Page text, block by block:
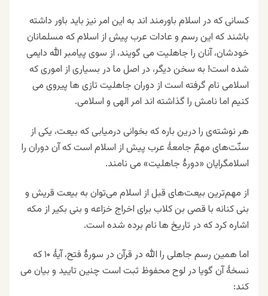
کسانی که در اسلام باورمند اند به این امر نیز باید باور داشته
باشند که این رسم و عادات عرب پیش از اسلام که مسلمانان
خودشان، آنان را جاهلیت می گویند، از سوی پیامبر الله دایمی
شده است! به سخن دیگر، در اصل ما در بسیاری از اموری که
اسلامی نام گرفته است از دوران جاهلیت تازی ها پیروی می
کنیم اما نامش را گذاشته اند امر الهی و اسلامی.
هر نوشته‌ی را درین باره که بخوانی درمیابی که بیعت، یکی از
سنّت‌های مهمّ جامعۀ عرب پیش از اسلام است که آن دوران را
اسلامگرایان «دورۀ جاهلیت» می نامند.
از مهم‌ترین بیعت‌های قبل از اسلام می‌توان به بیعت قریش و
بنی کنانه با قصی بن کلاب برای اخراج خزاعه و بنی بکیر از مکه
اشاره کرد که در تاریخ ها نام برده شده است.
اما همین رسم جاهلی را الله در قرآن در سورۀ فتح، آیۀ ۱۰ که
نسخۀ آن گویا در لوح محفوظ ثبت است چنین تایید و بیان می
کند: